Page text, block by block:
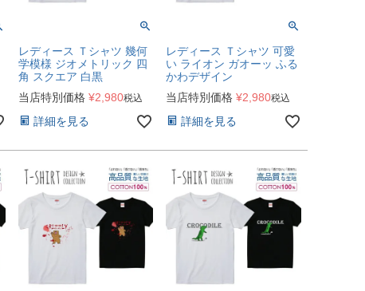
レディース Ｔシャツ 幾何
学模様 ジオメトリック 四
角 スクエア 白黒
当店特別価格 ¥2,980税込
詳細を見る
レディース Ｔシャツ 可愛
い ライオン ガオーッ ふる
かわデザイン
当店特別価格 ¥2,980税込
詳細を見る